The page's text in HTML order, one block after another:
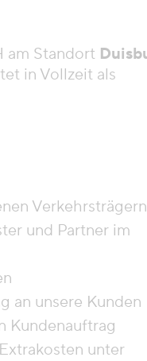
am Standort
in Vollzeit als
Verkehrsträgern
und Partner im
an unsere Kunden
Kundenauftrag
unter